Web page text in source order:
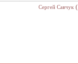
Сергей Савчук